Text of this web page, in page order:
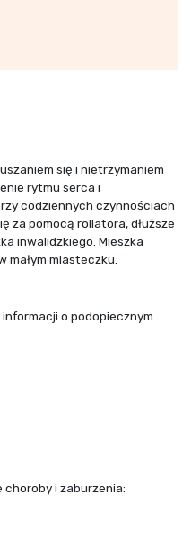
się i nietrzymaniem
rytmu serca i
codziennych czynnościach
za pomocą rollatora, dłuższe
inwalidzkiego. Mieszka
małym miasteczku.
o podopiecznym.
i zaburzenia: